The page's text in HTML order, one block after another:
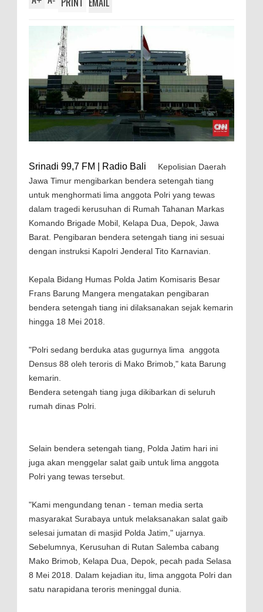
Srinadi 99,7 FM | Radio Bali Kepolisian Daerah
Jawa Timur mengibarkan bendera setengah tiang
untuk menghormati lima anggota Polri yang tewas
dalam tragedi kerusuhan di Rumah Tahanan Markas
Komando Brigade Mobil, Kelapa Dua, Depok, Jawa
Barat. Pengibaran bendera setengah tiang ini sesuai
dengan instruksi Kapolri Jenderal Tito Karnavian.
Kepala Bidang Humas Polda Jatim Komisaris Besar
Frans Barung Mangera mengatakan pengibaran
bendera setengah tiang ini dilaksanakan sejak kemarin
hingga 18 Mei 2018.
"Polri sedang berduka atas gugurnya lima anggota
Densus 88 oleh teroris di Mako Brimob," kata Barung
kemarin.
Bendera setengah tiang juga dikibarkan di seluruh
rumah dinas Polri.
Selain bendera setengah tiang, Polda Jatim hari ini
juga akan menggelar salat gaib untuk lima anggota
Polri yang tewas tersebut.
"Kami mengundang tenan - teman media serta
masyarakat Surabaya untuk melaksanakan salat gaib
selesai jumatan di masjid Polda Jatim," ujarnya.
Sebelumnya, Kerusuhan di Rutan Salemba cabang
Mako Brimob, Kelapa Dua, Depok, pecah pada Selasa
8 Mei 2018. Dalam kejadian itu, lima anggota Polri dan
satu narapidana teroris meninggal dunia.